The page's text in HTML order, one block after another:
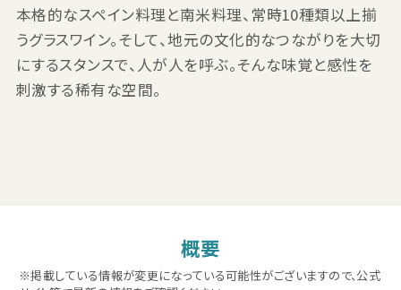
本格的なスペイン料理と南米料理、常時10種類以上揃
うグラスワイン。そして、地元の文化的なつながりを大切
にするスタンスで、人が人を呼ぶ。そんな味覚と感性を
刺激する稀有な空間。
概要
※掲載している情報が変更になっている可能性がございますので、公式